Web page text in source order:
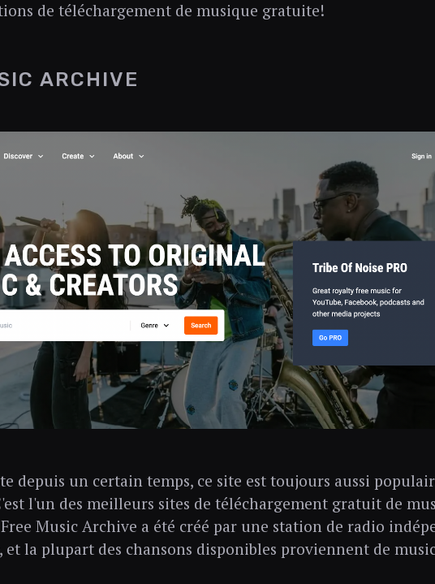
de téléchargement de musique gratuite!
ARCHIVE
depuis un certain temps, ce site est toujours aussi
l'un des meilleurs sites de téléchargement gratuit de
Music Archive a été créé par une station de radio
et la plupart des chansons disponibles proviennent de